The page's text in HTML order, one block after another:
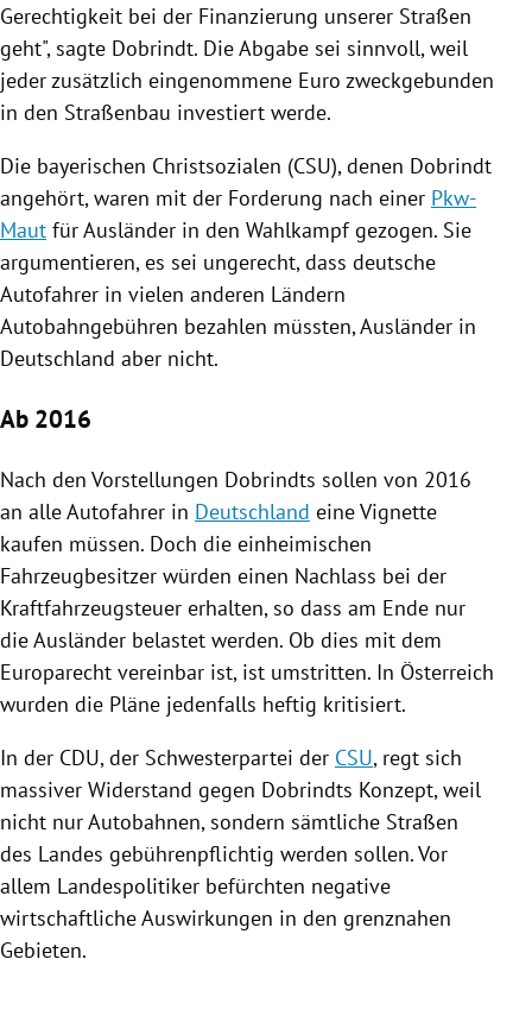
Untermenü
Untermenü
Gerechtigkeit bei der Finanzierung unserer Straßen
geht", sagte Dobrindt. Die Abgabe sei sinnvoll, weil
jeder zusätzlich eingenommene Euro zweckgebunden
in den Straßenbau investiert werde.
Die bayerischen Christsozialen (CSU), denen Dobrindt
angehört, waren mit der Forderung nach einer Pkw-
Maut für Ausländer in den Wahlkampfgezogen. Sie
argumentieren, es sei ungerecht, dass deutsche
Autofahrer in vielen anderen Ländern
Autobahngebühren bezahlen müssten, Ausländer in
Deutschland aber nicht.
Ab 2016
Nach den Vorstellungen Dobrindts sollen von 2016
an alle Autofahrer in Deutschland eine Vignette
kaufen müssen. Doch die einheimischen
Fahrzeugbesitzer würden einen Nachlass bei der
Kraftfahrzeugsteuer erhalten, so dass am Ende nur
die Ausländer belastet werden. Ob dies mit dem
Europarecht vereinbar ist, ist umstritten. In Österreich
wurden die Pläne jedenfalls heftig kritisiert.
In der CDU, der Schwesterpartei der CSU, regt sich
massiver Widerstand gegen Dobrindts Konzept, weil
nicht nur Autobahnen, sondern sämtliche Straßen
des Landes gebührenpflichtig werden sollen. Vor
allem Landespolitiker befürchten negative
wirtschaftliche Auswirkungen in den grenznahen
Gebieten.